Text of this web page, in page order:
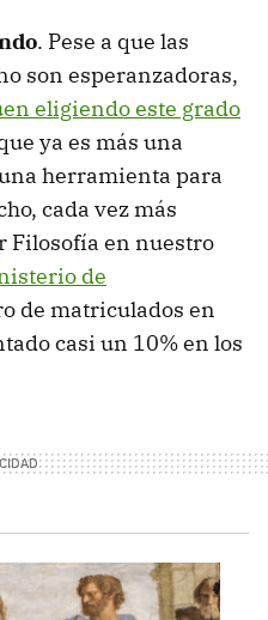
. Pese a que las
son esperanzadoras,
eligiendo este grado
ya es más una
herramienta para
cada vez más
Filosofía en nuestro
de
de matriculados en
casi un 10% en los